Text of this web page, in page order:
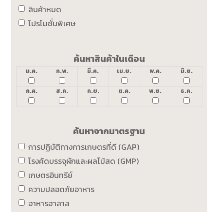
สินค้าหมด
โปรโมชั่นพิเศษ
ค้นหาสินค้าในเดือน
ม.ค. ก.พ. มี.ค. เม.ย. พ.ค. มิ.ย.
ก.ค. ส.ค. ก.ย. ต.ค. พ.ย. ธ.ค.
ค้นหาจากมาตรฐาน
การปฏิบัติทางการเกษตรที่ดี (GAP)
โรงคัดบรรจุผักและผลไม้สด (GMP)
เกษตรอินทรีย์
ความปลอดภัยอาหาร
อาหารฮาลาล